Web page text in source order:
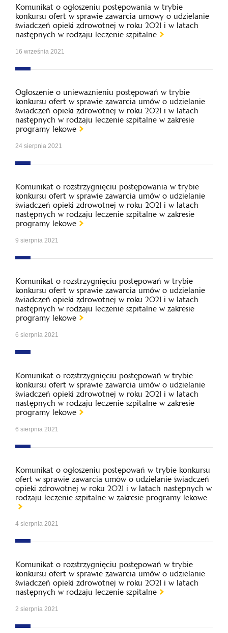
Komunikat o ogłoszeniu postępowania w trybie
konkursu ofert w sprawie zawarcia umowy o udzielanie
świadczeń opieki zdrowotnej w roku 2021 i w latach
następnych w rodzaju leczenie szpitalne
16 września 2021
Ogłoszenie o unieważnieniu postępowań w trybie
konkursu ofert w sprawie zawarcia umów o udzielanie
świadczeń opieki zdrowotnej w roku 2021 i w latach
następnych w rodzaju leczenie szpitalne w zakresie
programy lekowe
24 sierpnia 2021
Komunikat o rozstrzygnięciu postępowania w trybie
konkursu ofert w sprawie zawarcia umów o udzielanie
świadczeń opieki zdrowotnej w roku 2021 i w latach
następnych w rodzaju leczenie szpitalne w zakresie
programy lekowe
9 sierpnia 2021
Komunikat o rozstrzygnięciu postępowań w trybie
konkursu ofert w sprawie zawarcia umów o udzielanie
świadczeń opieki zdrowotnej w roku 2021 i w latach
następnych w rodzaju leczenie szpitalne w zakresie
programy lekowe
6 sierpnia 2021
Komunikat o rozstrzygnięciu postępowań w trybie
konkursu ofert w sprawie zawarcia umów o udzielanie
świadczeń opieki zdrowotnej w roku 2021 i w latach
następnych w rodzaju leczenie szpitalne w zakresie
programy lekowe
6 sierpnia 2021
Komunikat o ogłoszeniu postępowań w trybie konkursu
ofert w sprawie zawarcia umów o udzielanie świadczeń
opieki zdrowotnej w roku 2021 i w latach następnych w
rodzaju leczenie szpitalne w zakresie programy lekowe
4 sierpnia 2021
Komunikat o rozstrzygnięciu postępowań w trybie
konkursu ofert w sprawie zawarcia umów o udzielanie
świadczeń opieki zdrowotnej w roku 2021 i w latach
następnych w rodzaju leczenie szpitalne
2 sierpnia 2021